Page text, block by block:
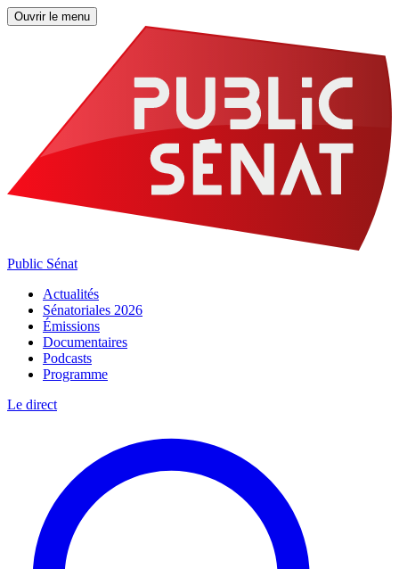
Ouvrir le menu
Public Sénat
Actualités
Sénatoriales 2026
Émissions
Documentaires
Podcasts
Programme
Le direct